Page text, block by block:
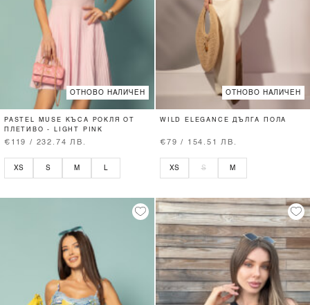
ОТНОВО НАЛИЧЕН
PASTEL MUSE КЪСА РОКЛЯ ОТ
ПЛЕТИВО - LIGHT PINK
€119 / 232.74 ЛВ.
XS S M
ОТНОВО НАЛИЧЕН
WILD ELEGANCE ДЪЛГА ПОЛА
€79 / 154.51 ЛВ.
XS S M